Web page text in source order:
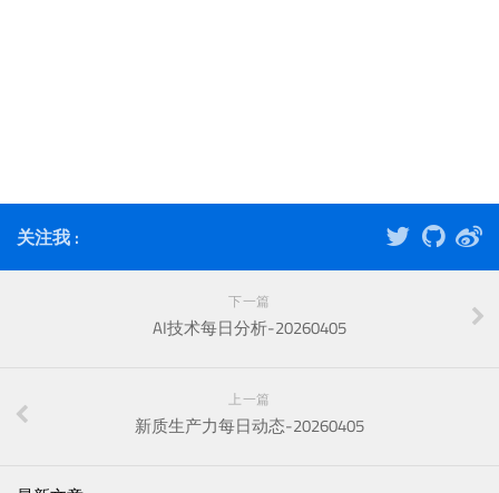
关注我 :
下一篇
AI技术每日分析-20260405
上一篇
新质生产力每日动态-20260405